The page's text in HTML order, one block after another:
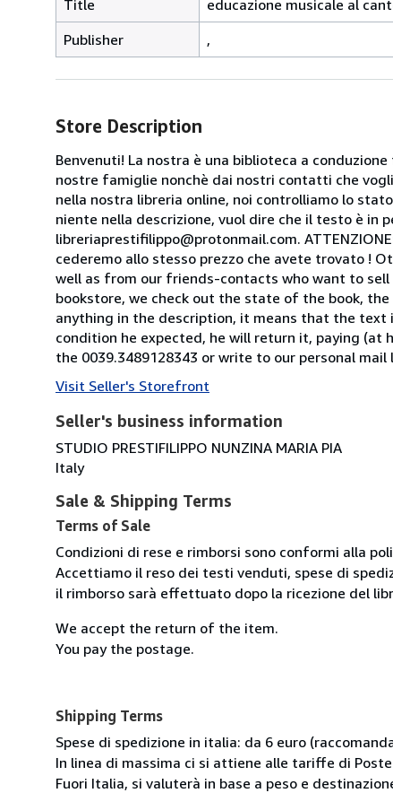
Title
educazione musicale al
Publisher
,
Store Description
Benvenuti! La nostra è una biblioteca a
nostre famiglie nonchè dai nostri contatti che
nella nostra libreria online, noi controlliamo lo
niente nella descrizione, vuol dire che il testo è in
libreriaprestifilippo@protonmail.com.
cederemo allo stesso prezzo che avete trovato !
well as from our friends-contacts who want to
bookstore, we check out the state of the book,
anything in the description, it means that the text
condition he expected, he will return it, paying (at
the 0039.3489128343 or write to our personal
Visit Seller's Storefront
Seller's business information
STUDIO PRESTIFILIPPO NUNZINA MARIA PIA
Italy
Sale & Shipping Terms
Terms of Sale
Condizioni di rese e rimborsi sono conformi alla
Accettiamo il reso dei testi venduti, spese di
il rimborso sarà effettuato dopo la ricezione del
We accept the return of the item.
You pay the postage.
Shipping Terms
Spese di spedizione in italia: da 6 euro
In linea di massima ci si attiene alle tariffe di
Fuori Italia, si valuterà in base a peso e